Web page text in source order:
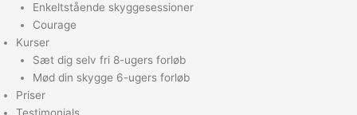
Enkeltstående skyggesessioner
Courage
Kurser
Sæt dig selv fri 8-ugers forløb
Mød din skygge 6-ugers forløb
Priser